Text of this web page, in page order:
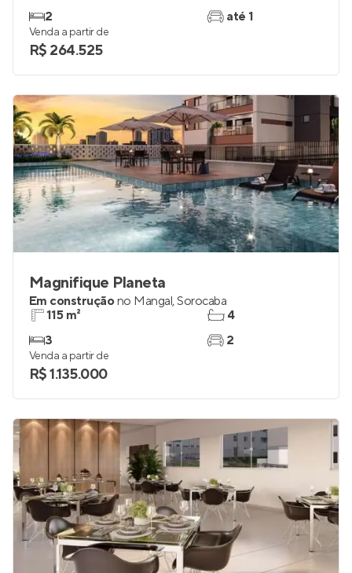
2
até 1
Venda a partir de
R$ 264.525
Magnifique Planeta
Em construçãono Mangal,Sorocaba
115 m²
3
4
2
Venda a partir de
R$ 1.135.000